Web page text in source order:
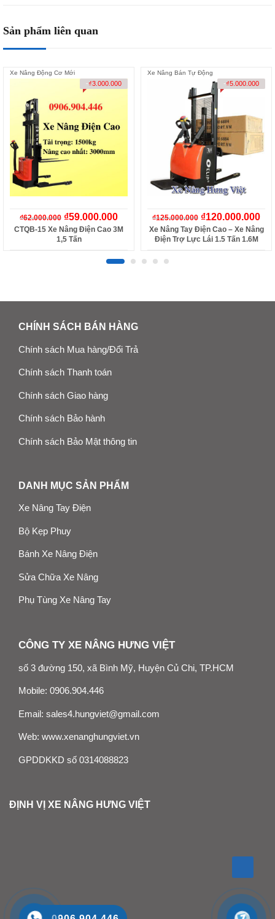
Sản phẩm liên quan
Xe Nâng Động Cơ Mới
-₫3.000.000
₫62.000.000 ₫59.000.000
CTQB-15 Xe Nâng Điện Cao 3M
1,5 Tấn
Xe Nâng Bán Tự Động
-₫5.000.000
₫125.000.000 ₫120.000.000
Xe Nâng Tay Điện Cao – Xe Nâng
Điện Trợ Lực Lái 1.5 Tấn 1.6M
CHÍNH SÁCH BÁN HÀNG
Chính sách Mua hàng/Đổi Trả
Chính sách Thanh toán
Chính sách Giao hàng
Chính sách Bảo hành
Chính sách Bảo Mật thông tin
DANH MỤC SẢN PHẨM
Xe Nâng Tay Điện
Bộ Kẹp Phuy
Bánh Xe Nâng Điện
Sửa Chữa Xe Nâng
Phụ Tùng Xe Nâng Tay
CÔNG TY XE NÂNG HƯNG VIỆT
số 3 đường 150, xã Bình Mỹ, Huyện Củ Chi, TP.HCM
Mobile: 0906.904.446
Email: sales4.hungviet@gmail.com
Web: www.xenanghungviet.vn
GPDDKKD số 0314088823
ĐỊNH VỊ XE NÂNG HƯNG VIỆT